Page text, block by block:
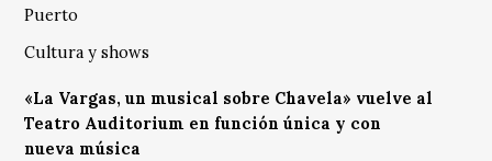
Puerto
Cultura y shows
«La Vargas, un musical sobre Chavela» vuelve al
Teatro Auditorium en función única y con
nueva música